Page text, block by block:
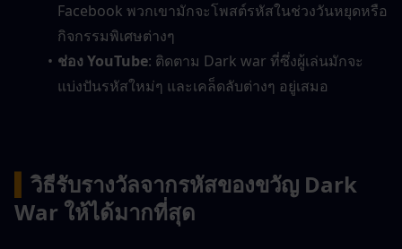
Facebook พวกเขามักจะโพสต์รหัสในช่วงวันหยุดหรือ
กิจกรรมพิเศษต่างๆ
ช่อง YouTube: ติดตาม Dark war ที่ซึ่งผู้เล่นมักจะ
แบ่งปันรหัสใหม่ๆ และเคล็ดลับต่างๆ อยู่เสมอ
วิธีรับรางวัลจากรหัสของขวัญ Dark
War ให้ได้มากที่สุด